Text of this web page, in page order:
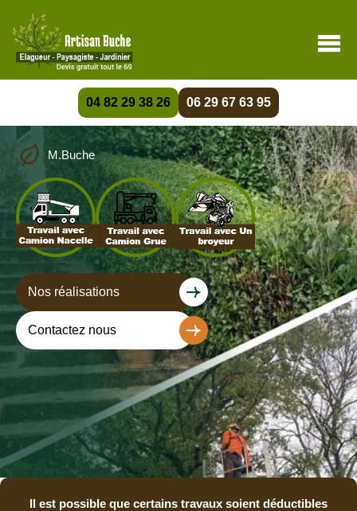
04 82 29 38 26 06 29 67 63 95
M.Buche
Nos réalisations
Contactez nous
Il est possible que certains travaux soient déductibles